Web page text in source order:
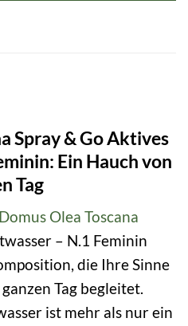
Spray & Go Aktives
Ein Hauch von
Tag
Domus Olea Toscana
– N.1 Feminin
die Ihre Sinne
Tag begleitet.
ist mehr als nur ein